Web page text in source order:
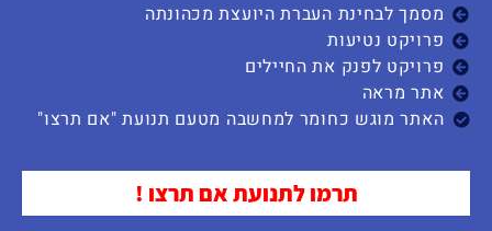
מסמך לבחינת העברת היועצת מכהונתה
פרויקט נטיעות
פרויקט לפנק את החיילים
אתר מראה
האתר מוגש כחומר למחשבה מטעם תנועת "אם תרצו"
תרמו לתנועת אם תרצו !